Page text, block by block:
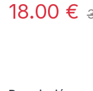
18.00 €